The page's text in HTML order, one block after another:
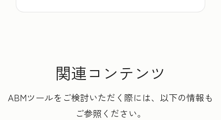
関連コンテンツ
ABMツールをご検討いただく際には、以下の情報も
ご参照ください。